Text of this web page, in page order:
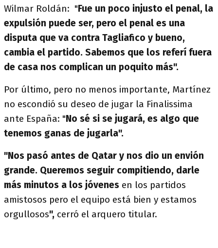
Wilmar Roldán: "Fue un poco injusto el penal, la
expulsión puede ser, pero el penal es una
disputa que va contra Tagliafico y bueno,
cambia el partido. Sabemos que los referí fuera
de casa nos complican un poquito más".
Por último, pero no menos importante, Martínez
no escondió su deseo de jugar la Finalissima
ante España: "No sé si se jugará, es algo que
tenemos ganas de jugarla".
"Nos pasó antes de Qatar y nos dio un envión
grande. Queremos seguir compitiendo, darle
más minutos a los jóvenes en los partidos
amistosos pero el equipo está bien y estamos
orgullosos", cerró el arquero titular.